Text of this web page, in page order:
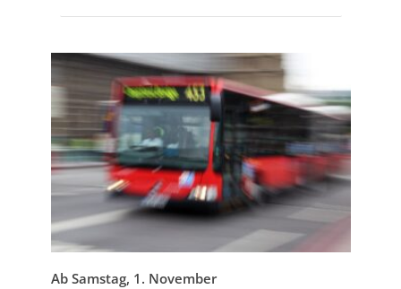
Ab Samstag, 1. November